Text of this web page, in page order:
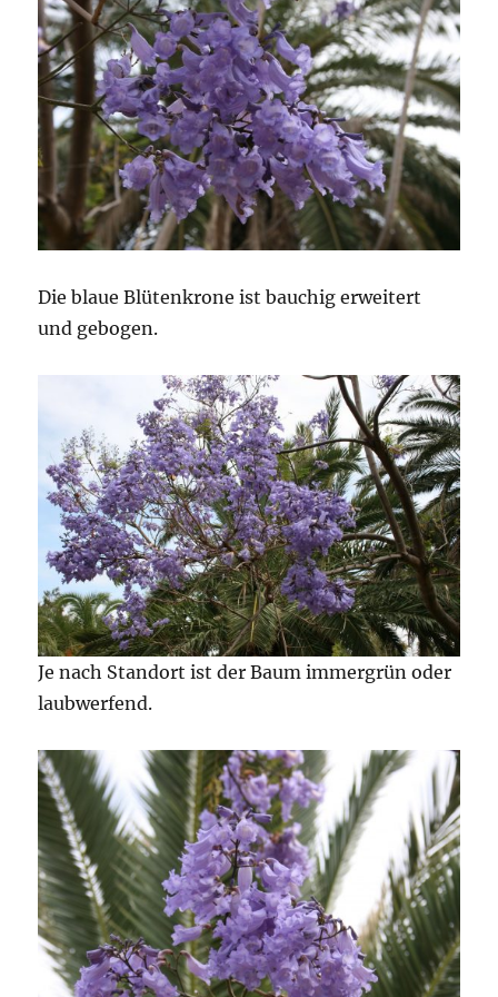
Die blaue Blütenkrone ist bauchig erweitert
und gebogen.
Je nach Standort ist der Baum immergrün oder
laubwerfend.